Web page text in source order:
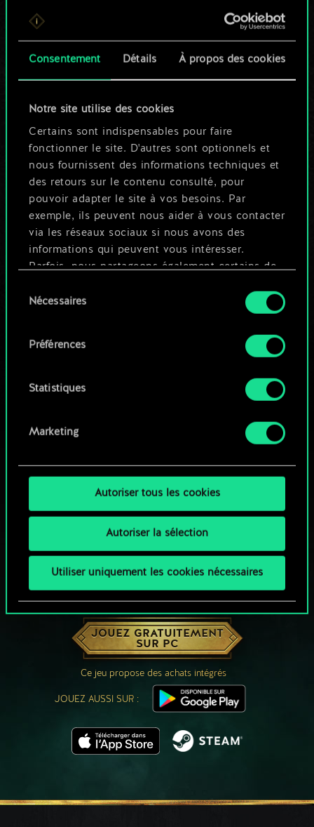
Consentement Détails À propos des cookies
Notre site utilise des cookies
Certains sont indispensables pour faire
fonctionner le site. D'autres sont optionnels et
nous fournissent des informations techniques et
des retours sur le contenu consulté, pour
pouvoir adapter le site à vos besoins. Par
exemple, ils peuvent nous aider à vous contacter
via les réseaux sociaux si nous avons des
informations qui peuvent vous intéresser.
Parfois, nous partageons également certains de
ces cookies optionnels ne seront appliqués
Vous pouvez consulter tous les détails sur notre
préférences dans le menu "Paramètres" ci-
duNécessaires
Préférences
Statistiques
Marketing
Autoriser tous les cookies
Autoriser la sélection
Utiliser uniquement les cookies nécessaires
Pour l'instant, ce
n'est qu'un jeu de
cartes partagé.
Mais cela peut être
tellement plus !
Nommer ce jeu et créer un guide
UNE PETITE PARTIE DE GWENT ?
JOUEZ GRATUITEMENT
SUR PC
Ce jeu propose des achats intégrés
JOUEZ AUSSI SUR :